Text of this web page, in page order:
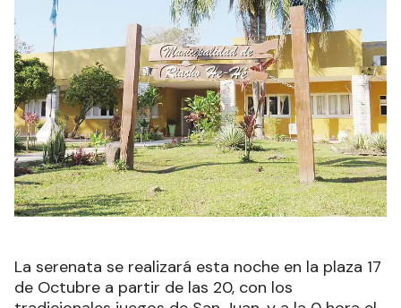
La serenata se realizará esta noche en la plaza 17
de Octubre a partir de las 20, con los